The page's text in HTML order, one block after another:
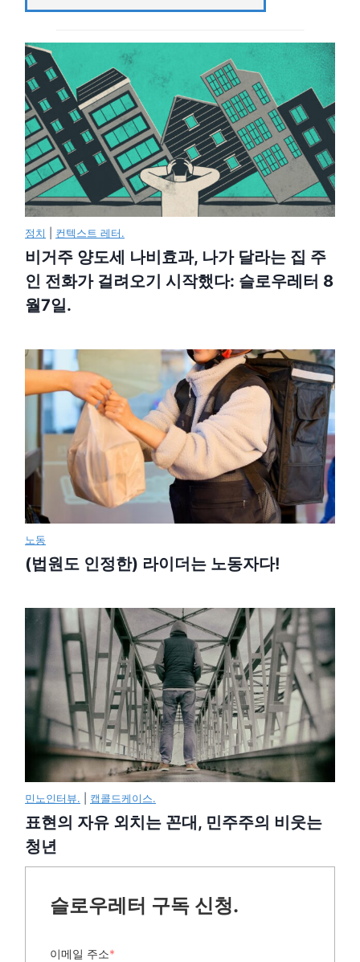
정치 컨텍스트 레터.
비거주 양도세 나비효과, 나가 달라는 집 주
인 전화가 걸려오기 시작했다: 슬로우레터 8
월7일.
노동
(법원도 인정한) 라이더는 노동자다!
민노인터뷰. 캡콜드케이스.
표현의 자유 외치는 꼰대, 민주주의 비웃는
청년
슬로우레터 구독 신청.
이메일 주소*